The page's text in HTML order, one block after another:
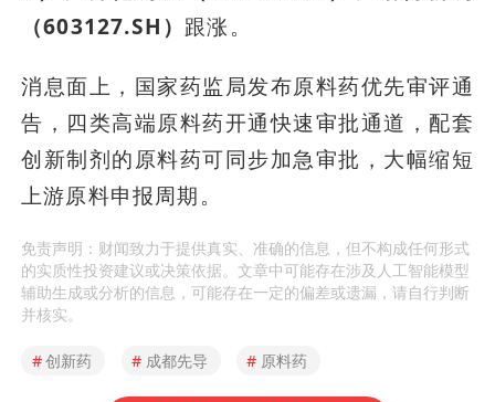
（603127.SH） 跟涨。
消息面上，国家药监局发布原料药优先审评通
告，四类高端原料药开通快速审批通道，配套
创新制剂的原料药可同步加急审批，大幅缩短
上游原料申报周期。
免责声明：财闻致力于提供真实、准确的信息，但不构成任何形式
的实质性投资建议或决策依据。文章中可能存在涉及人工智能模型
辅助生成或分析的信息，可能存在一定的偏差或遗漏，请自行判断
并核实。
#创新药 # 成都先导 # 原料药